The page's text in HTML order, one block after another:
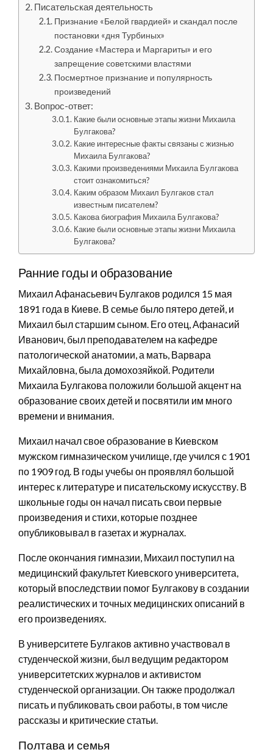
Писательская деятельность
Признание «Белой гвардией» и скандал после
постановки «дня Турбиных»
Создание «Мастера и Маргариты» и его
запрещение советскими властями
Посмертное признание и популярность
произведений
Вопрос-ответ:
Какие были основные этапы жизни Михаила
Булгакова?
Какие интересные факты связаны с жизнью
Михаила Булгакова?
Какими произведениями Михаила Булгакова
стоит ознакомиться?
Каким образом Михаил Булгаков стал
известным писателем?
Какова биография Михаила Булгакова?
Какие были основные этапы жизни Михаила
Булгакова?
Ранние годы и образование
Михаил Афанасьевич Булгаков родился 15 мая
1891 года в Киеве. В семье было пятеро детей, и
Михаил был старшим сыном. Его отец, Афанасий
Иванович, был преподавателем на кафедре
патологической анатомии, а мать, Варвара
Михайловна, была домохозяйкой. Родители
Михаила Булгакова положили большой акцент на
образование своих детей и посвятили им много
времени и внимания.
Михаил начал свое образование в Киевском
мужском гимназическом училище, где учился с 1901
по 1909 год. В годы учебы он проявлял большой
интерес к литературе и писательскому искусству. В
школьные годы он начал писать свои первые
произведения и стихи, которые позднее
опубликовывал в газетах и журналах.
После окончания гимназии, Михаил поступил на
медицинский факультет Киевского университета,
который впоследствии помог Булгакову в создании
реалистических и точных медицинских описаний в
его произведениях.
В университете Булгаков активно участвовал в
студенческой жизни, был ведущим редактором
университетских журналов и активистом
студенческой организации. Он также продолжал
писать и публиковать свои работы, в том числе
рассказы и критические статьи.
Полтава и семья